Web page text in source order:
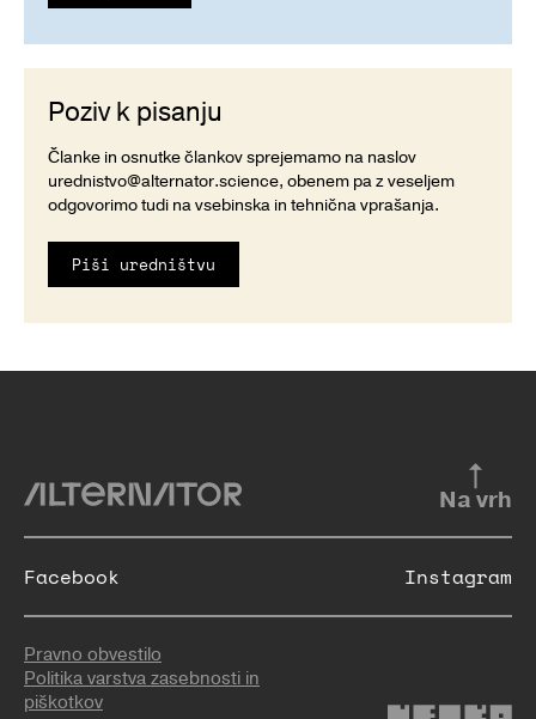
Poziv k pisanju
Članke in osnutke člankov sprejemamo na naslov
urednistvo@alternator.science, obenem pa z veseljem
odgovorimo tudi na vsebinska in tehnična vprašanja.
Piši uredništvu
Na vrh
Pravno obvestilo
Politika varstva zasebnosti in
piškotkov
Facebook Instagram